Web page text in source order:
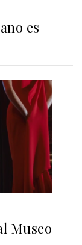
es
Museo